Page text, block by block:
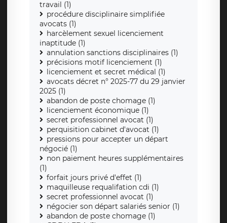
travail (1)
procédure disciplinaire simplifiée
avocats (1)
harcèlement sexuel licenciement
inaptitude (1)
annulation sanctions disciplinaires (1)
précisions motif licenciement (1)
licenciement et secret médical (1)
avocats décret n° 2025-77 du 29 janvier
2025 (1)
abandon de poste chomage (1)
licenciement économique (1)
secret professionnel avocat (1)
perquisition cabinet d'avocat (1)
pressions pour accepter un départ
négocié (1)
non paiement heures supplémentaires
(1)
forfait jours privé d'effet (1)
maquilleuse requalifation cdi (1)
secret professionnel avocat (1)
négocier son départ salariés senior (1)
abandon de poste chomage (1)